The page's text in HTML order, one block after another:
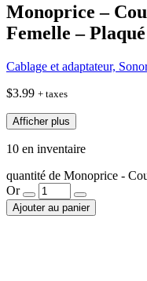
Monoprice –
Femelle –
Cablage et adaptateur,
$3.99 + taxes
Afficher plus
10 en inventaire
quantité de Monoprice -
Or
Ajouter au panier